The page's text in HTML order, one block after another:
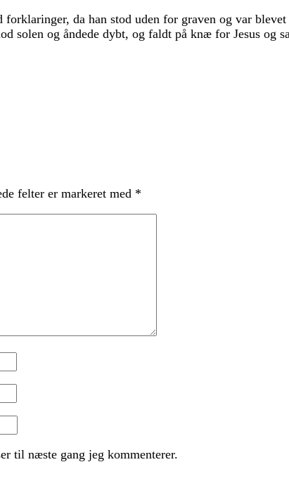
da han stod uden for graven og var
solen og åndede dybt, og faldt på knæ for Jesus og
felter er markeret med *
til næste gang jeg kommenterer.